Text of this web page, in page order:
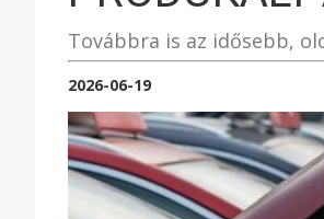
Továbbra is az idősebb,
2026-06-19